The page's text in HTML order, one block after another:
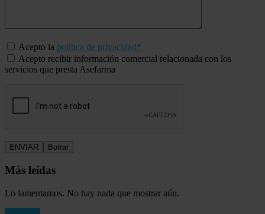
Acepto la política de privacidad*
Acepto recibir información comercial relacionada con los
servicios que presta Asefarma
Más leídas
Lo lamentamos. No hay nada que mostrar aún.